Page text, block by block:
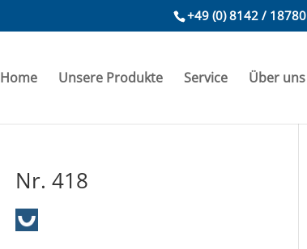
+49 (0) 8142 / 18780
Home Unsere Produkte Service Über uns
Nr. 418